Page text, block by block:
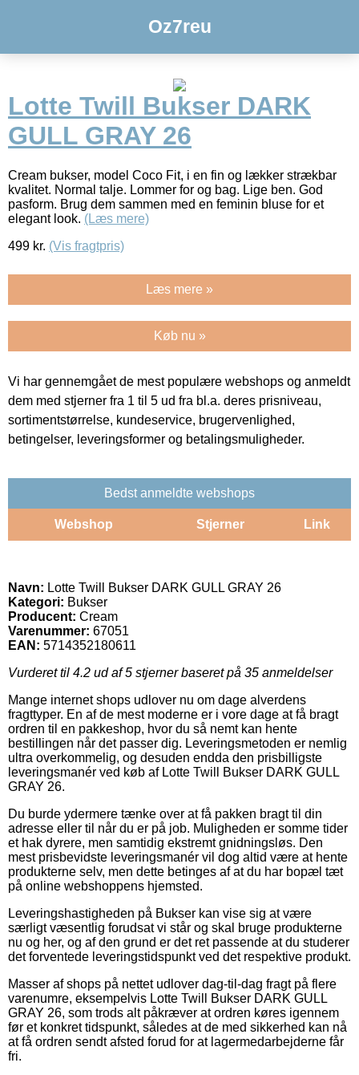
Oz7reu
Lotte Twill Bukser DARK
GULL GRAY 26
Cream bukser, model Coco Fit, i en fin og lækker strækbar
kvalitet. Normal talje. Lommer for og bag. Lige ben. God
pasform. Brug dem sammen med en feminin bluse for et
elegant look. (Læs mere)
499 kr. (Vis fragtpris)
Læs mere »
Køb nu »
Vi har gennemgået de mest populære webshops og anmeldt
dem med stjerner fra 1 til 5 ud fra bl.a. deres prisniveau,
sortimentstørrelse, kundeservice, brugervenlighed,
betingelser, leveringsformer og betalingsmuligheder.
Bedst anmeldte webshops
Webshop Stjerner Link
Navn: Lotte Twill Bukser DARK GULL GRAY 26
Kategori: Bukser
Producent: Cream
Varenummer: 67051
EAN: 5714352180611
Vurderet til 4.2 ud af 5 stjerner baseret på 35 anmeldelser
Mange internet shops udlover nu om dage alverdens
fragttyper. En af de mest moderne er i vore dage at få bragt
ordren til en pakkeshop, hvor du så nemt kan hente
bestillingen når det passer dig. Leveringsmetoden er nemlig
ultra overkommelig, og desuden endda den prisbilligste
leveringsmanér ved køb af Lotte Twill Bukser DARK GULL
GRAY 26.
Du burde ydermere tænke over at få pakken bragt til din
adresse eller til når du er på job. Muligheden er somme tider
et hak dyrere, men samtidig ekstremt gnidningsløs. Den
mest prisbevidste leveringsmanér vil dog altid være at hente
produkterne selv, men dette betinges af at du har bopæl tæt
på online webshoppens hjemsted.
Leveringshastigheden på Bukser kan vise sig at være
særligt væsentlig forudsat vi står og skal bruge produkterne
nu og her, og af den grund er det ret passende at du studerer
det forventede leveringstidspunkt ved det respektive produkt.
Masser af shops på nettet udlover dag-til-dag fragt på flere
varenumre, eksempelvis Lotte Twill Bukser DARK GULL
GRAY 26, som trods alt påkræver at ordren køres igennem
før et konkret tidspunkt, således at de med sikkerhed kan nå
at få ordren sendt afsted forud for at lagermedarbejderne får
fri.